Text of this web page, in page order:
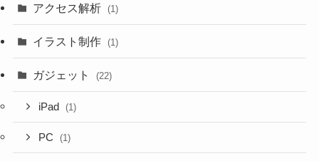
アクセス解析 (1)
イラスト制作 (1)
ガジェット (22)
iPad (1)
PC (1)